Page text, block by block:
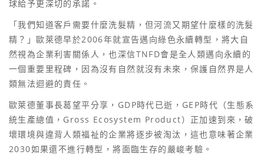
球給予更深切的承諾。
「我們知道客戶需要什麼洗髮精，但河流又期望什麼樣的洗髮
精？」歐萊德早於2006年就宣告邁向綠色永續轉型，將大自
然視為企業利害關係人，也深信TNFD會是全人類邁向永續的
一個重要里程碑，因為沒有自然就沒有未來，保護自然界是人
類無法迴避的責任。
歐萊德董事長葛望平分享，GDP時代已逝，GEP時代（生態系
統生產總值，Gross Ecosystem Product）正加速到來，破
壞環境與違背人類福祉的企業將逐步被淘汰，這也意味著企業
2030如果還不進行轉型，將面臨生存的嚴峻考驗。